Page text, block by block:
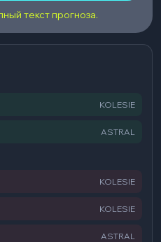
текст прогноза.
KOLESIE
ASTRAL
KOLESIE
KOLESIE
ASTRAL